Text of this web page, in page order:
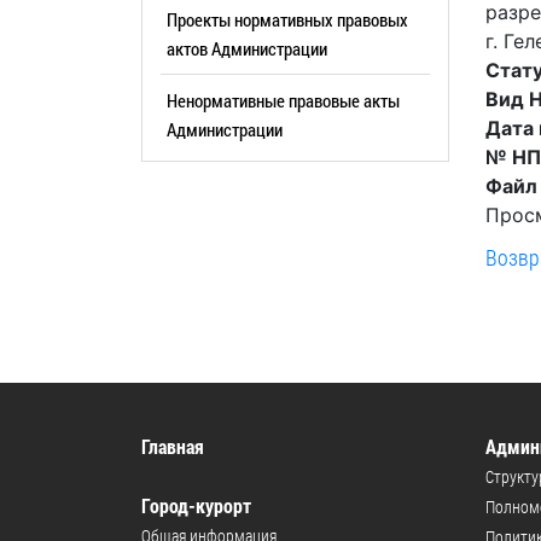
Стандарт развития конкуренции
Антимонопольный комплаенс
Общественная безопасность
Инициативное бюджетирование
WEB-камеры
РУКОВОДИТЕЛИ
Резерв
Торги
объектах
Проекты нормативных правовых
актов Администрации
Ненормативные правовые акты
Администрации
г.
Вид
Дата
№
Главная
Город-курорт
Общая информация